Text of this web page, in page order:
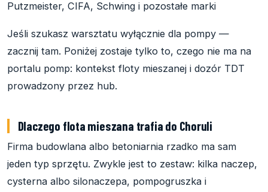
Putzmeister, CIFA, Schwing i pozostałe marki
Jeśli szukasz warsztatu wyłącznie dla pompy —
zacznij tam. Poniżej zostaje tylko to, czego nie ma na
portalu pomp: kontekst floty mieszanej i dozór TDT
prowadzony przez hub.
Dlaczego flota mieszana trafia do Choruli
Firma budowlana albo betoniarnia rzadko ma sam
jeden typ sprzętu. Zwykle jest to zestaw: kilka naczep,
cysterna albo silonaczepa, pompogruszka i